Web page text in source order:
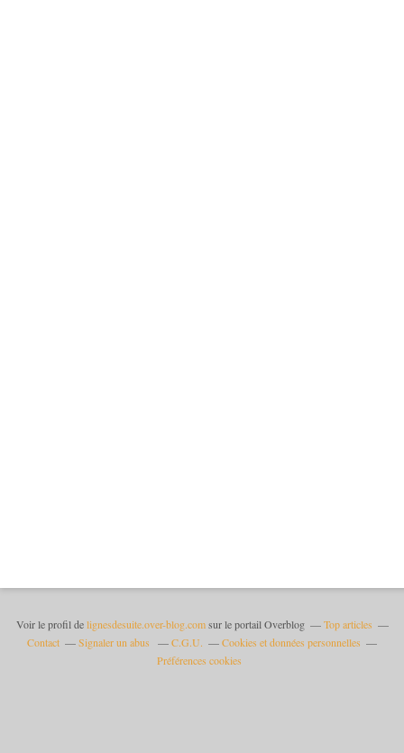
Voir le profil delignesdesuite.over-blog.comsur le portail Overblog
Top articles
Contact
Signaler un abus C.G.U.
Cookies et données personnelles
Préférences cookies